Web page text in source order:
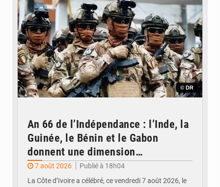
© DR
An 66 de l’Indépendance : l’Inde, la
Guinée, le Bénin et le Gabon
donnent une dimension
internationale au défilé de
Yopougon
7 août 2026
Publié à 18h04
La Côte d’Ivoire a célébré, ce vendredi 7 août 2026, le